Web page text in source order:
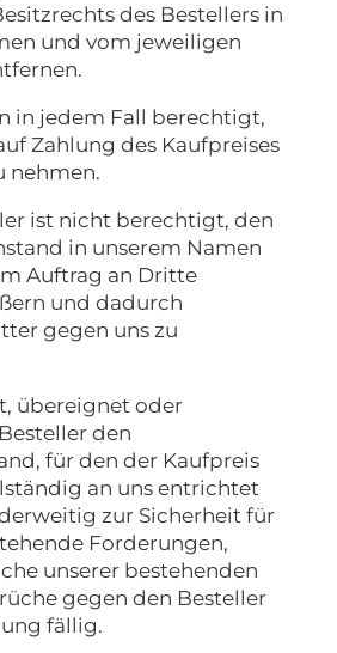
des Bestellers in
und vom jeweiligen
in jedem Fall berechtigt,
Zahlung des Kaufpreises
nehmen.
ist nicht berechtigt, den
in unserem Namen
Auftrag an Dritte
und dadurch
gegen uns zu
übereignet oder
den
für den der Kaufpreis
an uns entrichtet
zur Sicherheit für
Forderungen,
unserer bestehenden
gegen den Besteller
fällig.